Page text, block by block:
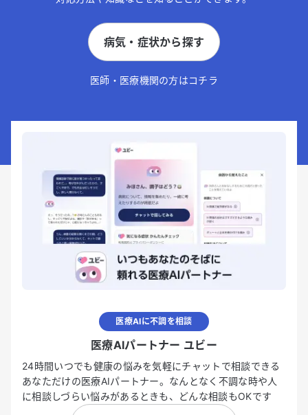
病気・症状から探す
医師・医療機関の方はコチラ
医療AIに不調を相談
医療AIパートナー ユビー
24時間いつでも健康の悩みを気軽にチャットで相談できる
あなただけの医療AIパートナー。なんとなく不調な時や人
に相談しづらい悩みがあるときも、どんな相談もOKです